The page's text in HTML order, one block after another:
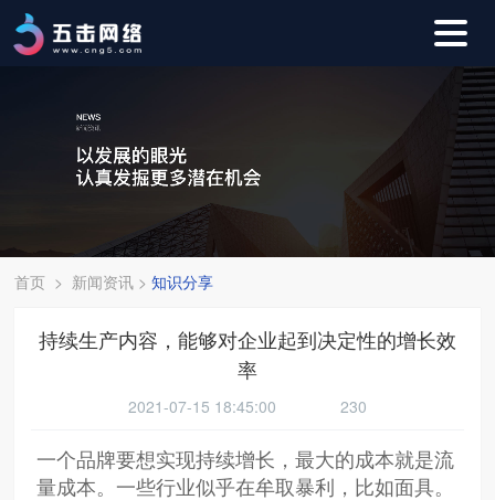
首页 > 新闻资讯 >知识分享
持续生产内容，能够对企业起到决定性的增长效
率
2021-07-15 18:45:00 230
一个品牌要想实现持续增长，最大的成本就是流
量成本。一些行业似乎在牟取暴利，比如面具。